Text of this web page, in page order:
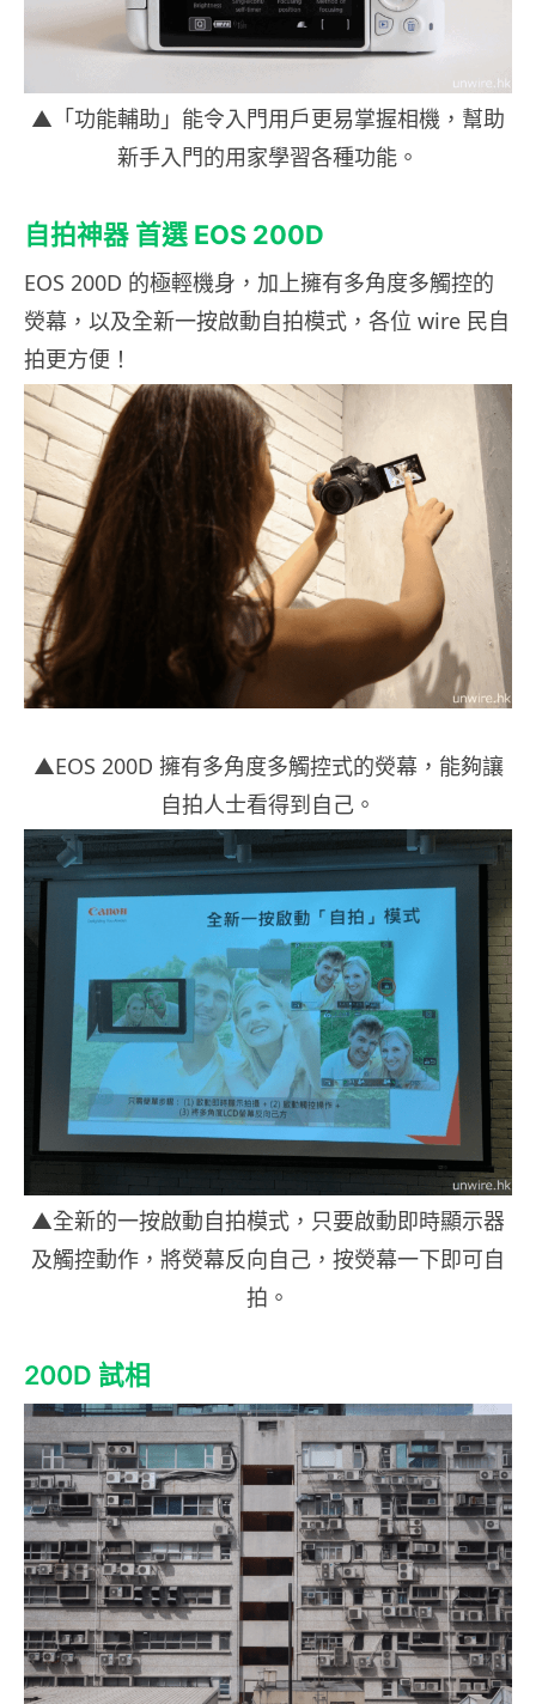
▲「功能輔助」能令入門用戶更易掌握相機，幫助
新手入門的用家學習各種功能。
自拍神器 首選 EOS 200D
EOS 200D 的極輕機身，加上擁有多角度多觸控的
熒幕，以及全新一按啟動自拍模式，各位 wire 民自
拍更方便！
▲EOS 200D 擁有多角度多觸控式的熒幕，能夠讓
自拍人士看得到自己。
▲全新的一按啟動自拍模式，只要啟動即時顯示器
及觸控動作，將熒幕反向自己，按熒幕一下即可自
拍。
200D 試相